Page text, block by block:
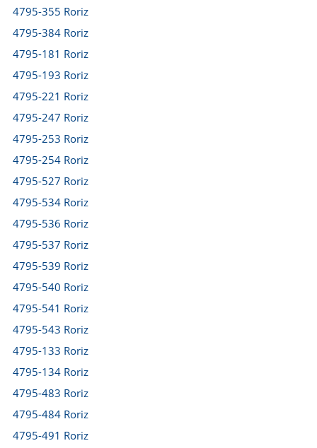
4795-355 Roriz
4795-384 Roriz
4795-181 Roriz
4795-193 Roriz
4795-221 Roriz
4795-247 Roriz
4795-253 Roriz
4795-254 Roriz
4795-527 Roriz
4795-534 Roriz
4795-536 Roriz
4795-537 Roriz
4795-539 Roriz
4795-540 Roriz
4795-541 Roriz
4795-543 Roriz
4795-133 Roriz
4795-134 Roriz
4795-483 Roriz
4795-484 Roriz
4795-491 Roriz